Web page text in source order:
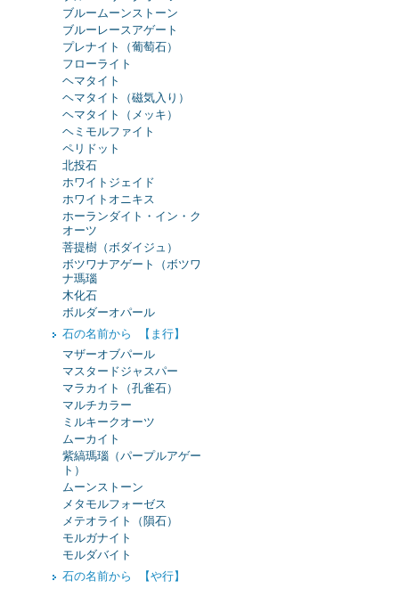
ブルームーンストーン
ブルーレースアゲート
プレナイト（葡萄石）
フローライト
ヘマタイト
ヘマタイト（磁気入り）
ヘマタイト（メッキ）
ヘミモルファイト
ペリドット
北投石
ホワイトジェイド
ホワイトオニキス
ホーランダイト・イン・ク
オーツ
菩提樹（ボダイジュ）
ボツワナアゲート（ボツワ
ナ瑪瑙
木化石
ボルダーオパール
石の名前から 【ま行】
マザーオブパール
マスタードジャスパー
マラカイト（孔雀石）
マルチカラー
ミルキークオーツ
ムーカイト
紫縞瑪瑙（パープルアゲー
ト）
ムーンストーン
メタモルフォーゼス
メテオライト（隕石）
モルガナイト
モルダバイト
石の名前から 【や行】